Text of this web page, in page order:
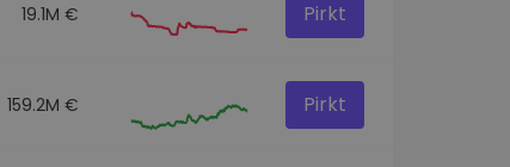
19.1M € Pirkt
159.2M € Pirkt